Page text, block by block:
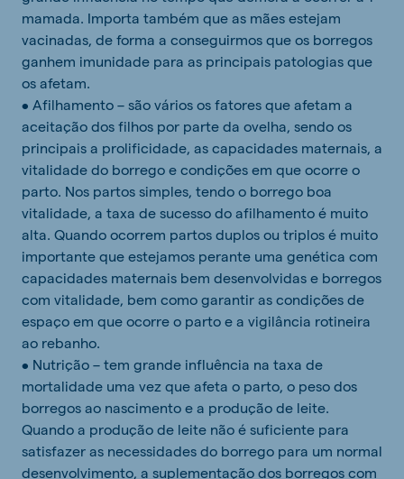
mamada. Importa também que as mães estejam
vacinadas, de forma a conseguirmos que os borregos
ganhem imunidade para as principais patologias que
os afetam.
• Afilhamento – são vários os fatores que afetam a
aceitação dos filhos por parte da ovelha, sendo os
principais a prolificidade, as capacidades maternais, a
vitalidade do borrego e condições em que ocorre o
parto. Nos partos simples, tendo o borrego boa
vitalidade, a taxa de sucesso do afilhamento é muito
alta. Quando ocorrem partos duplos ou triplos é muito
importante que estejamos perante uma genética com
capacidades maternais bem desenvolvidas e borregos
com vitalidade, bem como garantir as condições de
espaço em que ocorre o parto e a vigilância rotineira
ao rebanho.
• Nutrição – tem grande influência na taxa de
mortalidade uma vez que afeta o parto, o peso dos
borregos ao nascimento e a produção de leite.
Quando a produção de leite não é suficiente para
satisfazer as necessidades do borrego para um normal
desenvolvimento, a suplementação dos borregos com